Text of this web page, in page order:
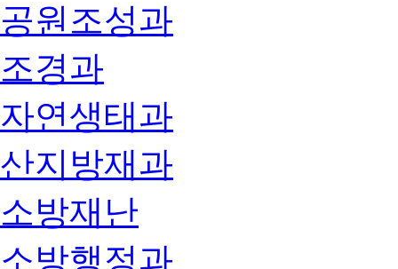
공원조성과
조경과
자연생태과
산지방재과
소방재난
소방행정과